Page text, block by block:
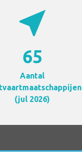
near_me
65
Aantal
(jul 2026)